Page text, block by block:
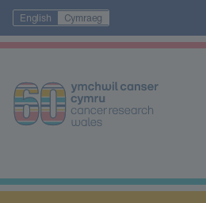
English Cymraeg